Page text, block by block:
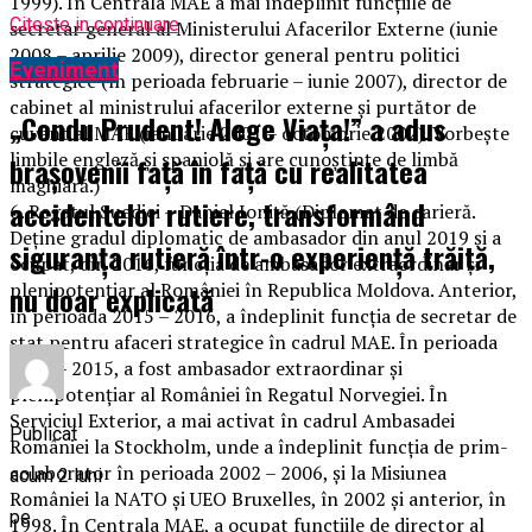
secretar general al Ministerului Afacerilor Externe (iunie
2008 – aprilie 2009), director general pentru politici
strategice (în perioada februarie – iunie 2007), director de
cabinet al ministrului afacerilor externe și purtător de
cuvânt al MAE (ianuarie 2001 – octombrie 2002). Vorbește
limbile engleză și spaniolă și are cunoștințe de limbă
maghiară.)
6. Regatul Suediei – Daniel Ioniță (Diplomat de carieră.
Deține gradul diplomatic de ambasador din anul 2019 și a
ocupat, din 2016, funcția de ambasador extraordinar și
plenipotențiar al României în Republica Moldova. Anterior,
în perioada 2015 – 2016, a îndeplinit funcția de secretar de
stat pentru afaceri strategice în cadrul MAE. În perioada
2011 – 2015, a fost ambasador extraordinar și
plenipotențiar al României în Regatul Norvegiei. În
Serviciul Exterior, a mai activat în cadrul Ambasadei
României la Stockholm, unde a îndeplinit funcția de prim-
colaborator în perioada 2002 – 2006, și la Misiunea
României la NATO și UEO Bruxelles, în 2002 și anterior, în
1998. În Centrala MAE, a ocupat funcțiile de director al
Citeste in continuare
Eveniment
„Condu Prudent! Alege Viața!” a adus
brașovenii față în față cu realitatea
accidentelor rutiere, transformând
siguranța rutieră într-o experiență trăită,
nu doar explicată
Publicat
acum 2 luni
pe